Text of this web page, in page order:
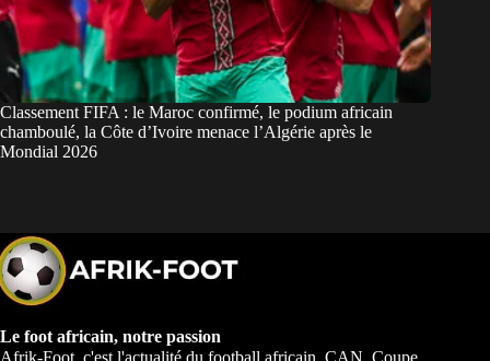
Classement FIFA : le Maroc confirmé, le podium africain
chamboulé, la Côte d’Ivoire menace l’Algérie après le
Mondial 2026
Le foot africain, notre passion